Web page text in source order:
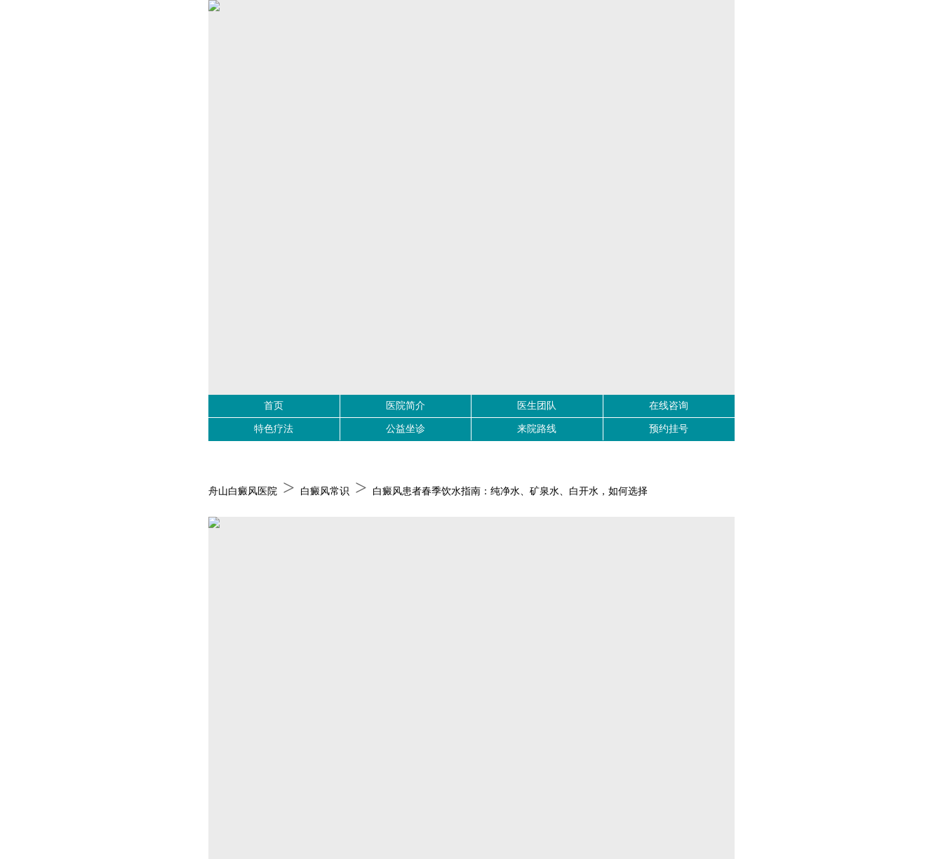
首页 医院简介 医生团队 在线咨询
特色疗法 公益坐诊 来院路线 预约挂号
舟山白癜风医院 > 白癜风常识 > 白癜风患者春季饮水指南：纯净水、矿泉水、白开水，如何选择